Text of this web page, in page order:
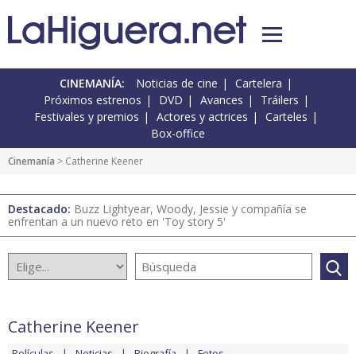
CINEMANÍA: Noticias de cine
Cartelera
Próximos estrenos
DVD Avances
Tráilers
Festivales y premios
Actores y actrices
Carteles
Box-office
Cinemanía > Catherine Keener
Destacado: Buzz Lightyear, Woody, Jessie y compañía se
enfrentan a un nuevo reto en 'Toy story 5'
Catherine Keener